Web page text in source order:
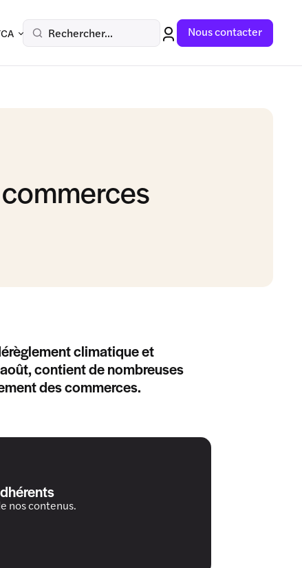
Rechercher... Nous contacter
climatique et
contient de nombreuses
des commerces.
nos contenus.